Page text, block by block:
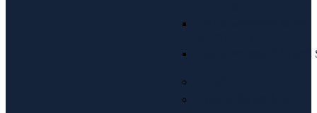
คอมเพรสเซอร์ โรตารี่